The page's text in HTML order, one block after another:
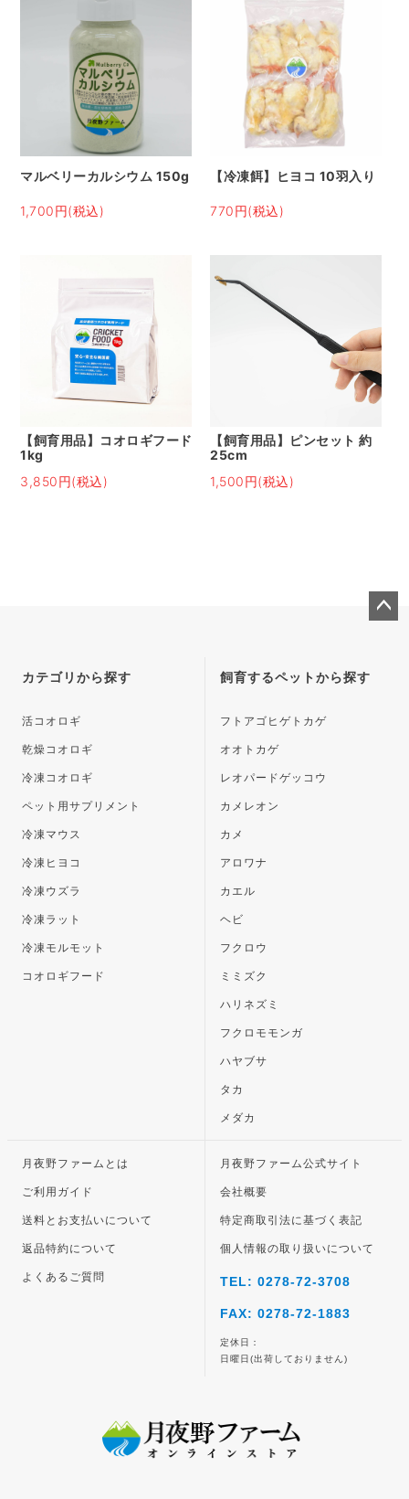
マルベリーカルシウム 150g
1,700円(税込)
【冷凍餌】ヒヨコ 10羽入り
770円(税込)
【飼育用品】コオロギフード
1kg
3,850円(税込)
【飼育用品】ピンセット 約
25cm
1,500円(税込)
カテゴリから探す
活コオロギ
乾燥コオロギ
冷凍コオロギ
ペット用サプリメント
冷凍マウス
冷凍ヒヨコ
冷凍ウズラ
冷凍ラット
冷凍モルモット
コオロギフード
飼育するペットから探す
フトアゴヒゲトカゲ
オオトカゲ
レオパードゲッコウ
カメレオン
カメ
アロワナ
カエル
ヘビ
フクロウ
ミミズク
ハリネズミ
フクロモモンガ
ハヤブサ
タカ
メダカ
月夜野ファームとは
ご利用ガイド
送料とお支払いについて
返品特約について
よくあるご質問
月夜野ファーム公式サイト
会社概要
特定商取引法に基づく表記
個人情報の取り扱いについて
TEL: 0278-72-3708
FAX: 0278-72-1883
定休日：
日曜日(出荷しておりません)